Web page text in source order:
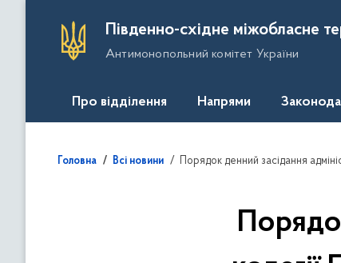
Південно-східне міжобласне
Антимонопольний комітет України
Про відділення Напрями
Головна Всі новини Порядок денний засідання